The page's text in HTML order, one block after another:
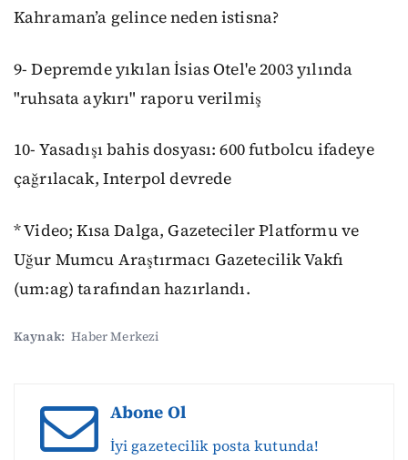
Kahraman’a gelince neden istisna?
9- Depremde yıkılan İsias Otel'e 2003 yılında
"ruhsata aykırı" raporu verilmiş
10- Yasadışı bahis dosyası: 600 futbolcu ifadeye
çağrılacak, Interpol devrede
* Video; Kısa Dalga, Gazeteciler Platformu ve
Uğur Mumcu Araştırmacı Gazetecilik Vakfı
(um:ag) tarafından hazırlandı.
Kaynak: Haber Merkezi
Abone Ol
İyi gazetecilik posta kutunda!